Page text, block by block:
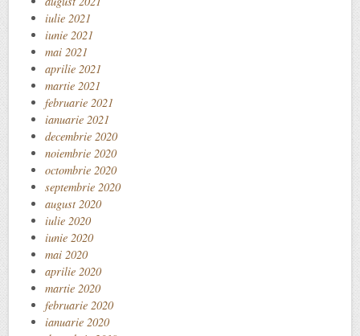
iulie 2021
iunie 2021
mai 2021
aprilie 2021
martie 2021
februarie 2021
ianuarie 2021
decembrie 2020
noiembrie 2020
octombrie 2020
septembrie 2020
august 2020
iulie 2020
iunie 2020
mai 2020
aprilie 2020
martie 2020
februarie 2020
ianuarie 2020